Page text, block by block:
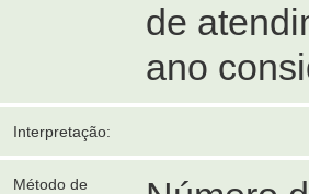
de
ano
Interpretação:
Método de